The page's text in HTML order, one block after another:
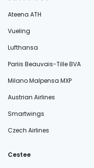
Ateena ATH
Vueling
Lufthansa
Pariis Beauvais-Tille BVA
Milano Malpensa MXP
Austrian Airlines
Smartwings
Czech Airlines
Cestee